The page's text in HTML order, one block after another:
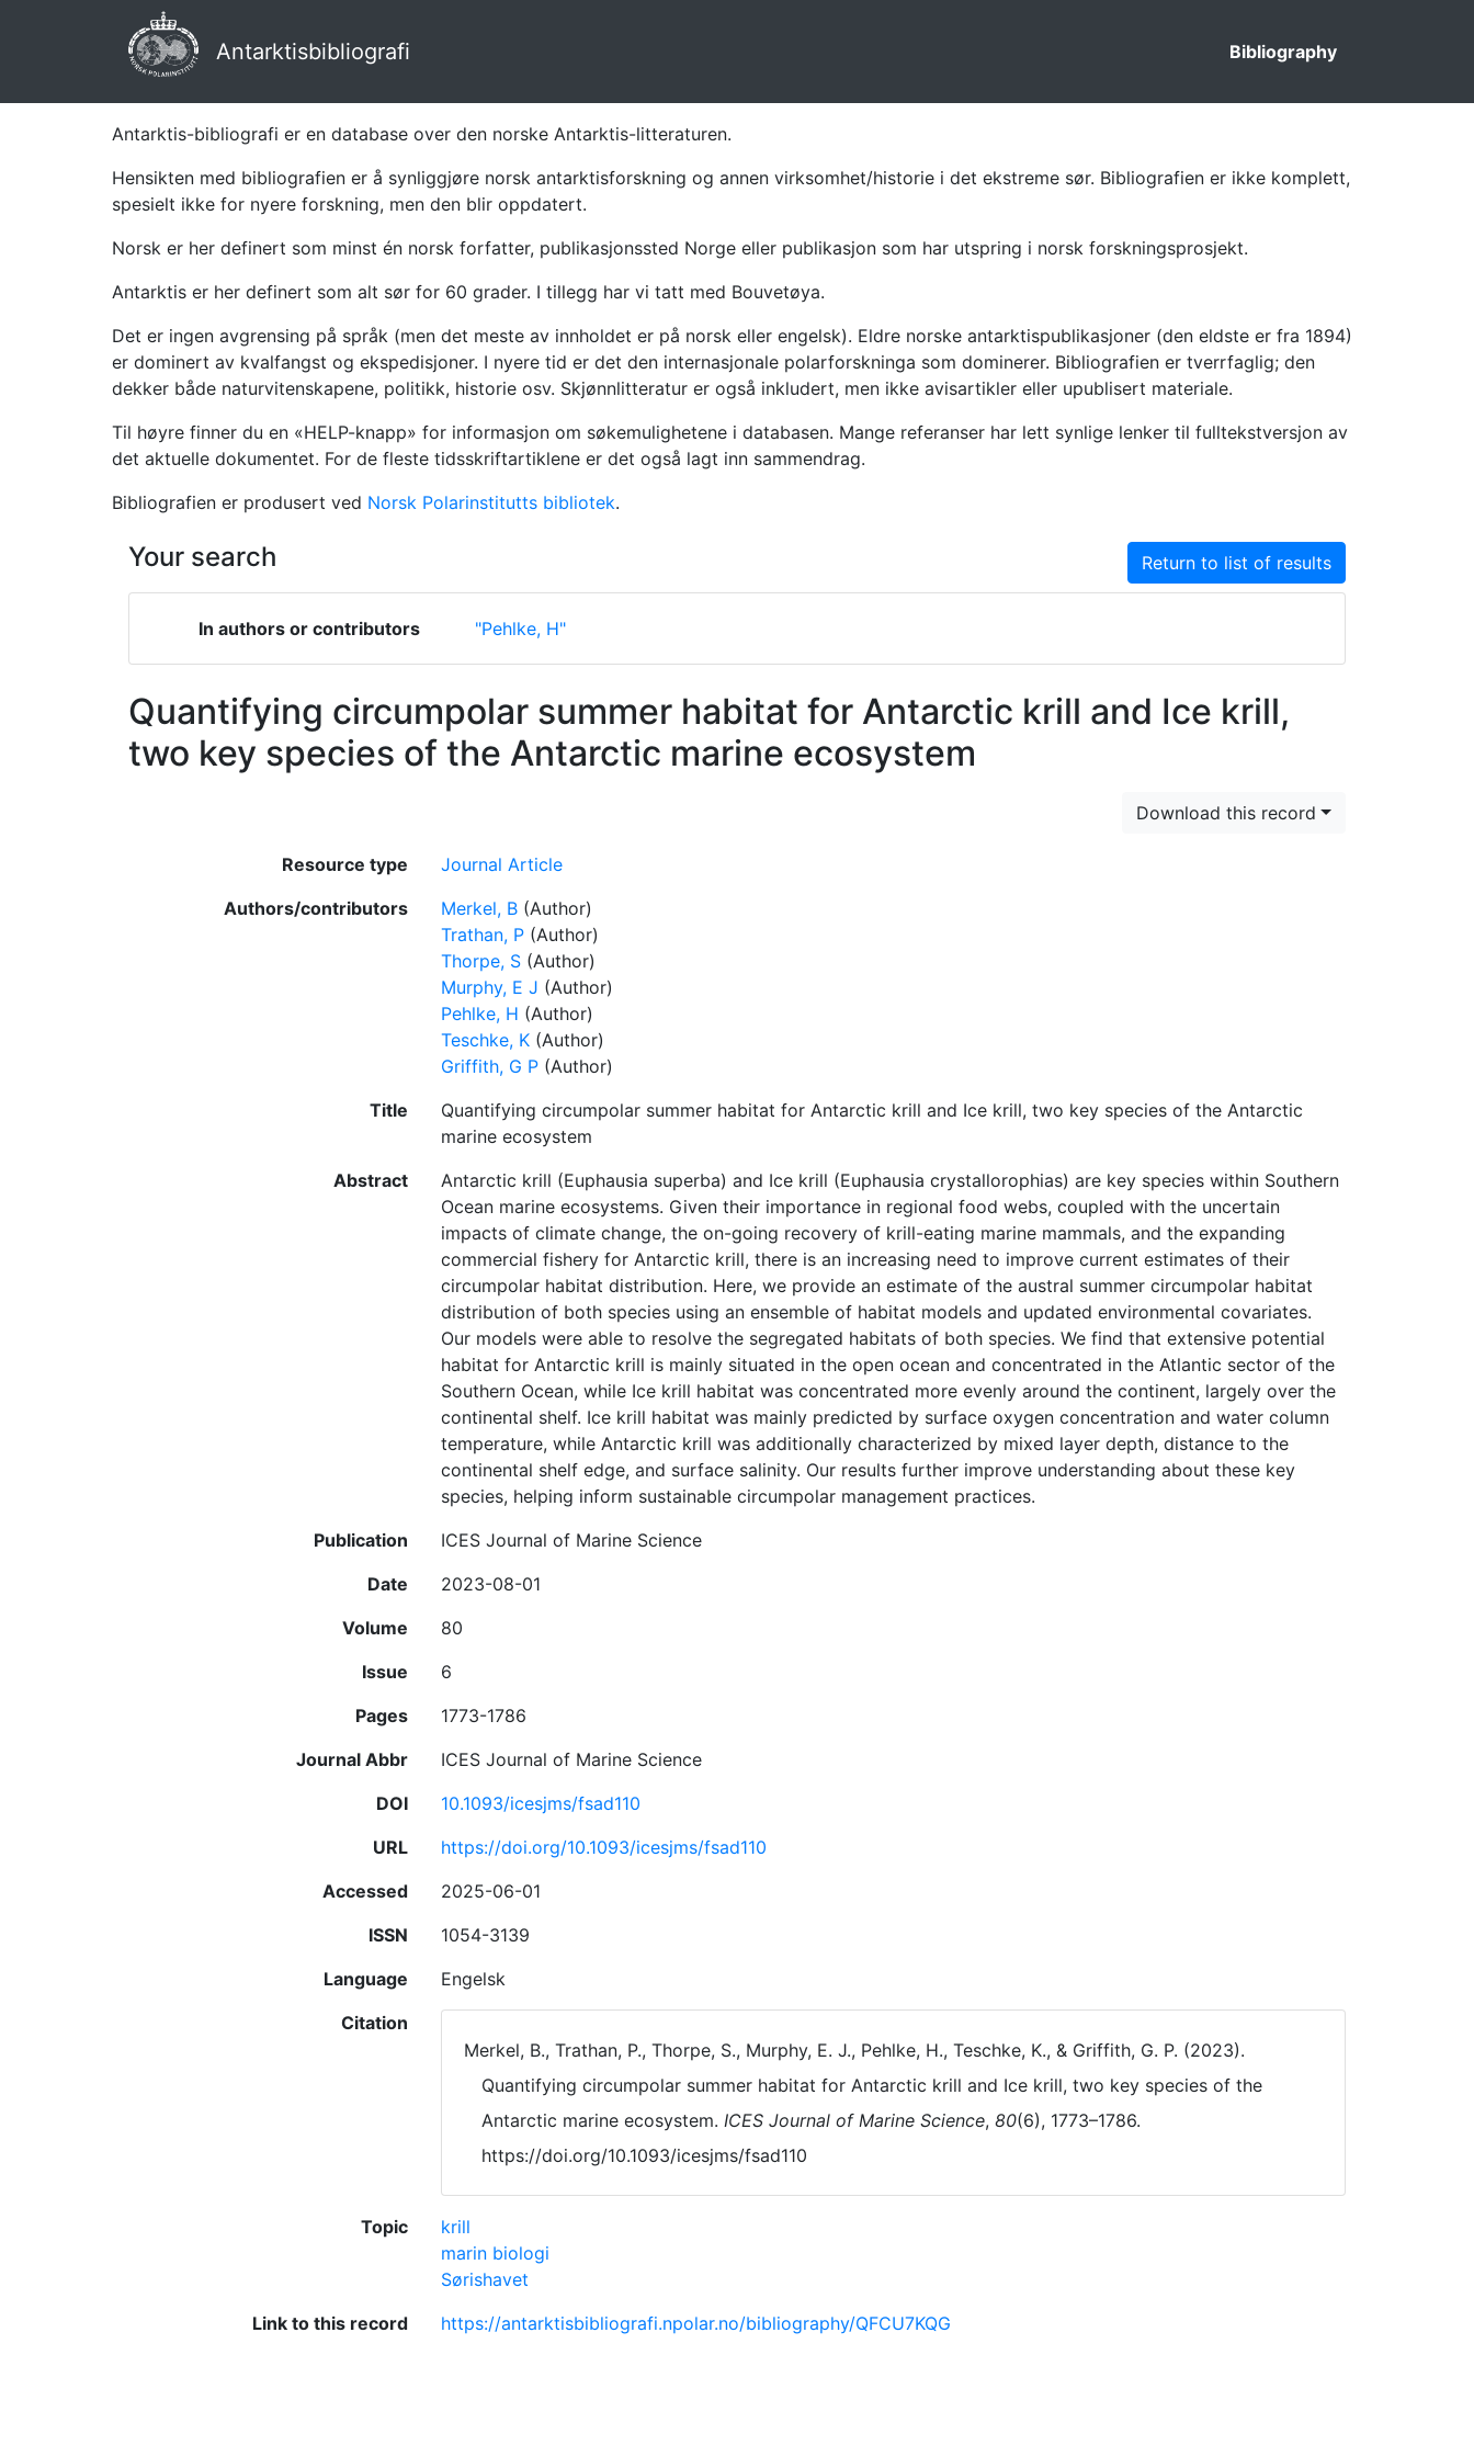
Antarktisbibliografi Bibliography
Antarktis-bibliografi er en database over den norske Antarktis-litteraturen.
Hensikten med bibliografien er å synliggjøre norsk antarktisforskning og annen virksomhet/historie i det ekstreme sør. Bibliografien er ikke komplett,
spesielt ikke for nyere forskning, men den blir oppdatert.
Norsk er her definert som minst én norsk forfatter, publikasjonssted Norge eller publikasjon som har utspring i norsk forskningsprosjekt.
Antarktis er her definert som alt sør for 60 grader. I tillegg har vi tatt med Bouvetøya.
Det er ingen avgrensing på språk (men det meste av innholdet er på norsk eller engelsk). Eldre norske antarktispublikasjoner (den eldste er fra 1894)
er dominert av kvalfangst og ekspedisjoner. I nyere tid er det den internasjonale polarforskninga som dominerer. Bibliografien er tverrfaglig; den
dekker både naturvitenskapene, politikk, historie osv. Skjønnlitteratur er også inkludert, men ikke avisartikler eller upublisert materiale.
Til høyre finner du en «HELP-knapp» for informasjon om søkemulighetene i databasen. Mange referanser har lett synlige lenker til fulltekstversjon av
det aktuelle dokumentet. For de fleste tidsskriftartiklene er det også lagt inn sammendrag.
Bibliografien er produsert ved Norsk Polarinstitutts bibliotek.
Your search Return to list of results
In authors or contributors "Pehlke, H"
Quantifying circumpolar summer habitat for Antarctic krill and Ice krill,
two key species of the Antarctic marine ecosystem
Download this record
Resource type
Journal Article
Authors/contributors
Merkel, B (Author)
Trathan, P (Author)
Thorpe, S (Author)
Murphy, E J (Author)
Pehlke, H (Author)
Teschke, K (Author)
Griffith, G P (Author)
Title
Quantifying circumpolar summer habitat for Antarctic krill and Ice krill, two key species of the Antarctic
marine ecosystem
Abstract
Antarctic krill (Euphausia superba) and Ice krill (Euphausia crystallorophias) are key species within Southern
Ocean marine ecosystems. Given their importance in regional food webs, coupled with the uncertain
impacts of climate change, the on-going recovery of krill-eating marine mammals, and the expanding
commercial fishery for Antarctic krill, there is an increasing need to improve current estimates of their
circumpolar habitat distribution. Here, we provide an estimate of the austral summer circumpolar habitat
distribution of both species using an ensemble of habitat models and updated environmental covariates.
Our models were able to resolve the segregated habitats of both species. We find that extensive potential
habitat for Antarctic krill is mainly situated in the open ocean and concentrated in the Atlantic sector of the
Southern Ocean, while Ice krill habitat was concentrated more evenly around the continent, largely over the
continental shelf. Ice krill habitat was mainly predicted by surface oxygen concentration and water column
temperature, while Antarctic krill was additionally characterized by mixed layer depth, distance to the
continental shelf edge, and surface salinity. Our results further improve understanding about these key
species, helping inform sustainable circumpolar management practices.
Publication
ICES Journal of Marine Science
Date
2023-08-01
Volume
80
Issue
6
Pages
1773-1786
Journal Abbr
ICES Journal of Marine Science
DOI
10.1093/icesjms/fsad110
URL
https://doi.org/10.1093/icesjms/fsad110
Accessed
2025-06-01
ISSN
1054-3139
Language
Engelsk
Citation
Merkel, B., Trathan, P., Thorpe, S., Murphy, E. J., Pehlke, H., Teschke, K., & Griffith, G. P. (2023).
Quantifying circumpolar summer habitat for Antarctic krill and Ice krill, two key species of the
Antarctic marine ecosystem. ICES Journal of Marine Science, 80(6), 1773–1786.
https://doi.org/10.1093/icesjms/fsad110
Topic
krill
marin biologi
Sørishavet
Link to this record
https://antarktisbibliografi.npolar.no/bibliography/QFCU7KQG